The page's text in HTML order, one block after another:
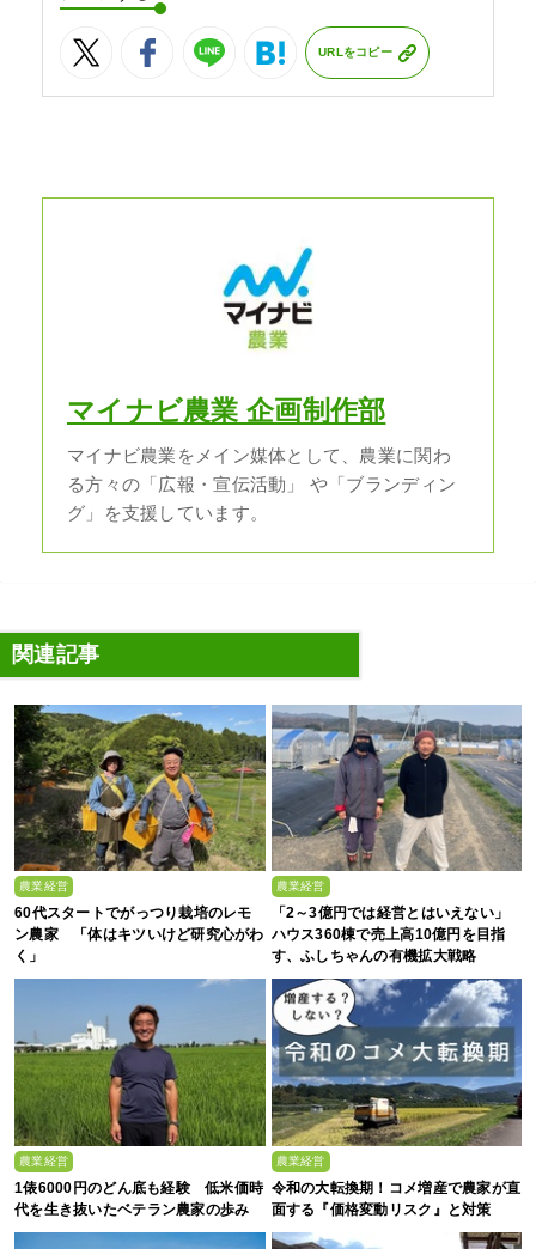
URLをコピー
マイナビ農業 企画制作部
マイナビ農業をメイン媒体として、農業に関わ
る方々の「広報・宣伝活動」 や「ブランディン
グ」を支援しています。
関連記事
農業経営
60代スタートでがっつり栽培のレモ
ン農家 「体はキツいけど研究心がわ
く」
農業経営
「2～3億円では経営とはいえない」
ハウス360棟で売上高10億円を目指
す、ふしちゃんの有機拡大戦略
農業経営
1俵6000円のどん底も経験 低米価時
代を生き抜いたベテラン農家の歩み
農業経営
令和の大転換期！コメ増産で農家が直
面する『価格変動リスク』と対策